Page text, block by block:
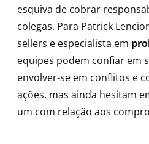
esquiva de cobrar
colegas. Para Patrick
sellers e especialista em
equipes podem confiar em
envolver-se em conflitos e
ações, mas ainda hesitam
um com relação aos